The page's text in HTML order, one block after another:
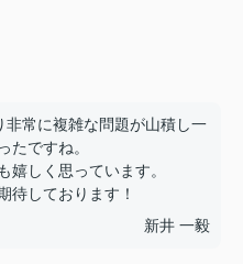
非常に複雑な問題が山積し一
たですね。
嬉しく思っています。
待しております！
新井 一毅